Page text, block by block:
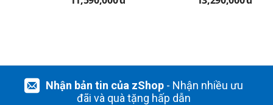
Nhận bản tin của zShop- Nhận nhiều ưu
đãi và quà tặng hấp dẫn